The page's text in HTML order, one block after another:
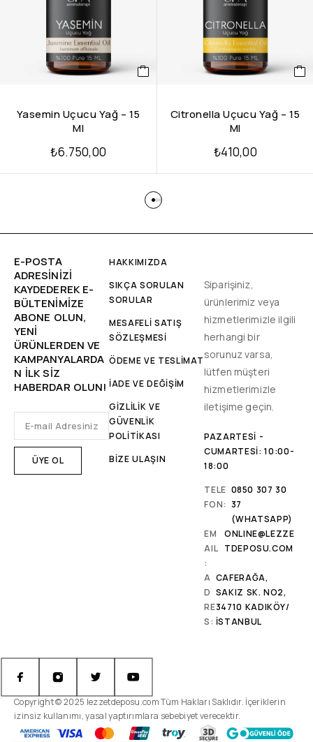
Yasemin Uçucu Yağ – 15
Ml
₺6.750,00
Citronella Uçucu Yağ – 15
Ml
₺410,00
E-POSTA
ADRESINIZI
KAYDEDEREK E-
BÜLTENIMIZE
ABONE OLUN,
YENİ
ÜRÜNLERDEN VE
KAMPANYALARDA
N ILK SIZ
HABERDAR OLUN!
HAKKIMIZDA
SIKÇA SORULAN
SORULAR
MESAFELİ SATIŞ
SÖZLEŞMESİ
ÖDEME VE TESLİMAT
İADE VE DEĞİŞİM
GİZLİLİK VE
GÜVENLİK
POLİTİKASI
BİZE ULAŞIN
Siparişiniz,
ürünlerimiz veya
hizmetlerimizle ilgili
herhangi bir
sorunuz varsa,
lütfen müşteri
hizmetlerimizle
iletişime geçin.
PAZARTESI -
CUMARTESI: 10:00-
18:00
TELE
FON:
0850 307 30
37
(WHATSAPP)
EM
AIL
:
ONLINE@LEZZE
TDEPOSU.COM
A
D
RE
S:
CAFERAĞA,
SAKIZ SK. NO2,
34710 KADIKÖY/
İSTANBUL
Copyright © 2025 lezzetdeposu.com Tüm Hakları Saklıdır. İçeriklerin
izinsiz kullanımı, yasal yaptırımlara sebebiyet verecektir.